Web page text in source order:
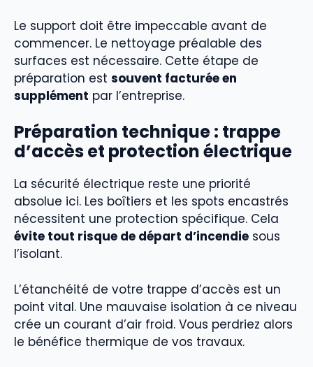
Le support doit être impeccable avant de
commencer. Le nettoyage préalable des
surfaces est nécessaire. Cette étape de
préparation est souvent facturée en
supplément par l’entreprise.
Préparation technique : trappe
d’accès et protection électrique
La sécurité électrique reste une priorité
absolue ici. Les boîtiers et les spots encastrés
nécessitent une protection spécifique. Cela
évite tout risque de départ d’incendie sous
l’isolant.
L’étanchéité de votre trappe d’accès est un
point vital. Une mauvaise isolation à ce niveau
crée un courant d’air froid. Vous perdriez alors
le bénéfice thermique de vos travaux.